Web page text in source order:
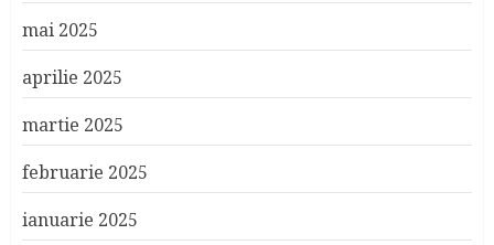
mai 2025
aprilie 2025
martie 2025
februarie 2025
ianuarie 2025